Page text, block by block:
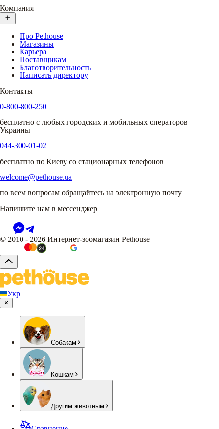
Компания
Про Pethouse
Магазины
Карьера
Поставщикам
Благотворительность
Написать директору
Контакты
0-800-800-250
бесплатно с любых городских и мобильных операторов
Украины
044-300-01-02
бесплатно по Киеву со стационарных телефонов
welcome@pethouse.ua
по всем вопросам обращайтесь на электронную почту
Напишите нам в мессенджер
© 2010 - 2026 Интернет-зоомагазин Pethouse
Укр
Собакам
Кошкам
Другим животным